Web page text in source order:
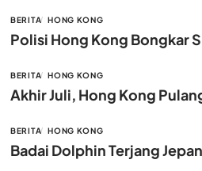
BERITA HONG KONG
Polisi Hong Kong Bongkar
BERITA HONG KONG
Akhir Juli, Hong Kong
BERITA HONG KONG
Badai Dolphin Terjang